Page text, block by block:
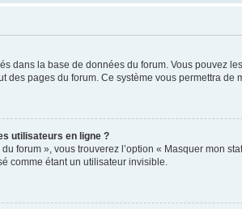
dans la base de données du forum. Vous pouvez
des pages du forum. Ce système vous permettra
utilisateurs en ligne ?
forum », vous trouverez l’option « Masquer mon
comme étant un utilisateur invisible.